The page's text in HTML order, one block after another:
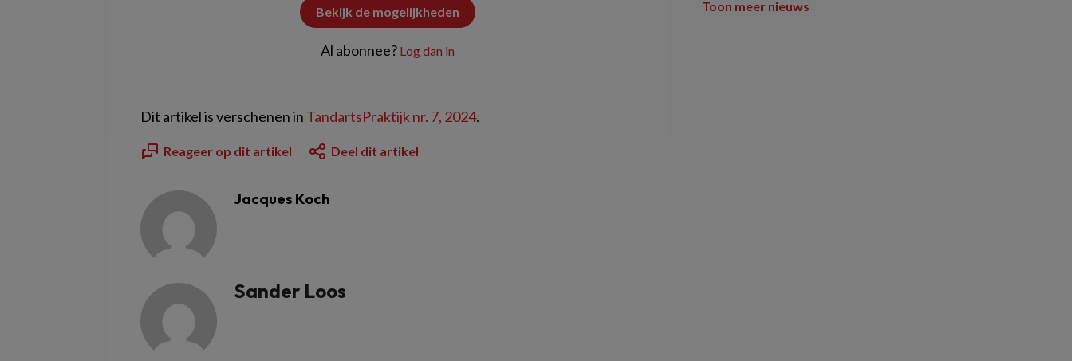
Bekijk de mogelijkheden
Al abonnee? Log dan in
Dit artikel is verschenen in TandartsPraktijk nr. 7, 2024.
Reageer op dit artikel Deel dit artikel
Jacques Koch
Sander Loos
Toon meer nieuws